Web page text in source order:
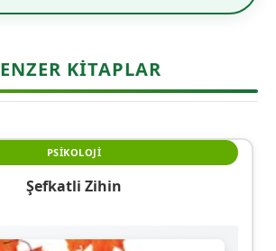
KITAPLAR
PSIKOLOJI
Şefkatli Zihin